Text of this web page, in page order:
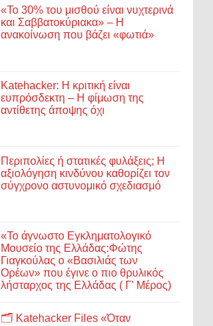
«Το 30% του μισθού είναι νυχτερινά
και Σαββατοκύριακα» – Η
ανακοίνωση που βάζει «φωτιά»
Katehacker: Η κριτική είναι
ευπρόσδεκτη – Η φίμωση της
αντίθετης άποψης όχι
Περιπολίες ή στατικές φυλάξεις; Η
αξιολόγηση κινδύνου καθορίζει τον
σύγχρονο αστυνομικό σχεδιασμό
«Το άγνωστο Εγκληματολογικό
Μουσείο της Ελλάδας:Φώτης
Γιαγκούλας ο «Βασιλιάς των
Ορέων» που έγινε ο πιο θρυλικός
λήσταρχος της Ελλάδας ( Γ' Μέρος)
🗂️ Katehacker Files «Όταν